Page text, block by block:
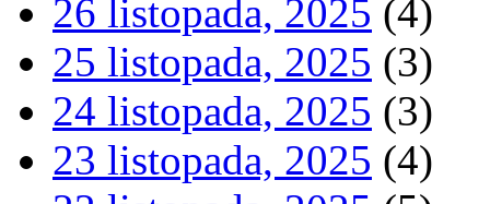
26 listopada, 2025 (4)
25 listopada, 2025 (3)
24 listopada, 2025 (3)
23 listopada, 2025 (4)